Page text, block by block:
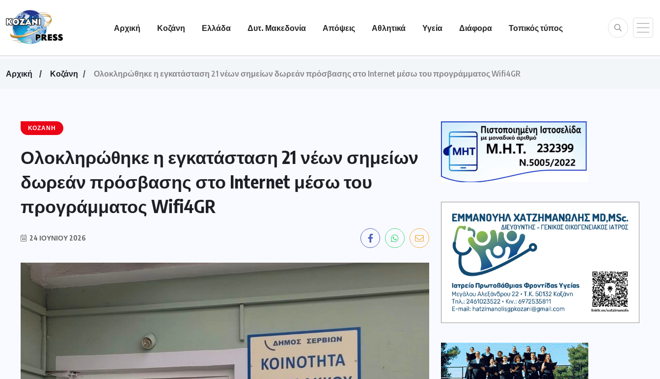
Αρχική Κοζάνη Ελλάδα Δυτ. Μακεδονία Απόψεις Αθλητικά Υγεία Διάφορα Τοπικός τύπος
Αρχική Κοζάνη Ολοκληρώθηκε η εγκατάσταση 21 νέων σημείων δωρεάν πρόσβασης στο Internet μέσω του προγράμματος Wifi4GR
ΚΟΖΆΝΗ
Ολοκληρώθηκε η εγκατάσταση 21 νέων σημείων
δωρεάν πρόσβασης στο Internet μέσω του
προγράμματος Wifi4GR
24 ΙΟΥΝΊΟΥ 2026